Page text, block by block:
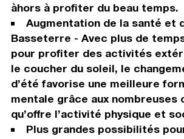
àhors à profiter du beau temps.
Augmentation de la santé et
Basseterre - Avec plus de
pour profiter des activités
le coucher du soleil, le
d’été favorise une meilleure
mentale grâce aux nombreuses
qu’offre l’activité physique et
Plus grandes possibilités